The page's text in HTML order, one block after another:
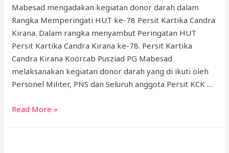
Mabesad mengadakan kegiatan donor darah dalam
Rangka Memperingati HUT ke-78 Persit Kartika Candra
Kirana. Dalam rangka menyambut Peringatan HUT
Persit Kartika Candra Kirana ke-78. Persit Kartika
Candra Kirana Koorcab Pusziad PG Mabesad
melaksanakan kegiatan donor darah yang di ikuti oleh
Personel Militer, PNS dan Seluruh anggota Persit KCK …
Read More »